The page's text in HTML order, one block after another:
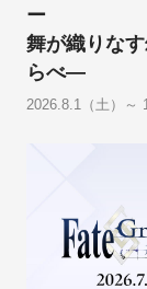
ー
舞が織りな
らべ―
2026.8.1（土）～